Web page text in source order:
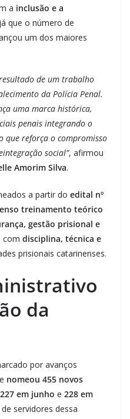
a inclusão e a
que o número de
um dos maiores
de um trabalho
da Polícia Penal.
uma marca histórica,
penais integrando o
reforça o compromisso
social”, afirmou
Amorim Silva.
a partir do edital nº
treinamento teórico
gestão prisional e
com disciplina, técnica e
prisionais catarinenses.
da
por avanços
nomeou 455 novos
227 em junho e 228 em
servidores dessa